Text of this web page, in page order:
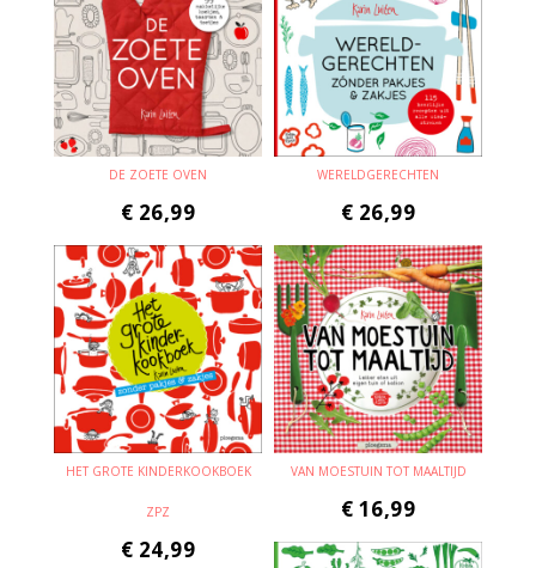
DE ZOETE OVEN
€ 26,99
WERELDGERECHTEN
€ 26,99
HET GROTE KINDERKOOKBOEK
ZPZ
€ 24,99
VAN MOESTUIN TOT MAALTIJD
€ 16,99